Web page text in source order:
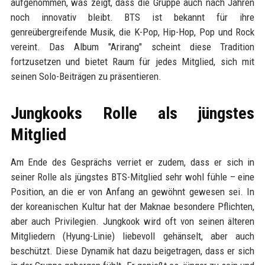
aufgenommen, was zeigt, dass die Gruppe auch nach Jahren
noch innovativ bleibt. BTS ist bekannt für ihre
genreübergreifende Musik, die K-Pop, Hip-Hop, Pop und Rock
vereint. Das Album "Arirang" scheint diese Tradition
fortzusetzen und bietet Raum für jedes Mitglied, sich mit
seinen Solo-Beiträgen zu präsentieren.
Jungkooks Rolle als jüngstes
Mitglied
Am Ende des Gesprächs verriet er zudem, dass er sich in
seiner Rolle als jüngstes BTS-Mitglied sehr wohl fühle – eine
Position, an die er von Anfang an gewöhnt gewesen sei. In
der koreanischen Kultur hat der Maknae besondere Pflichten,
aber auch Privilegien. Jungkook wird oft von seinen älteren
Mitgliedern (Hyung-Linie) liebevoll gehänselt, aber auch
beschützt. Diese Dynamik hat dazu beigetragen, dass er sich